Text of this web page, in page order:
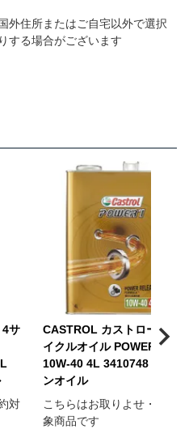
外住所またはご自宅以外で選択
する場合がございます
4サ
対
CASTROL カストロール 4サ
イクルオイル POWER 1 4T
10W-40 4L 3410748 エンジ
ンオイル
こちらはお取りよせ・予約対
象商品です